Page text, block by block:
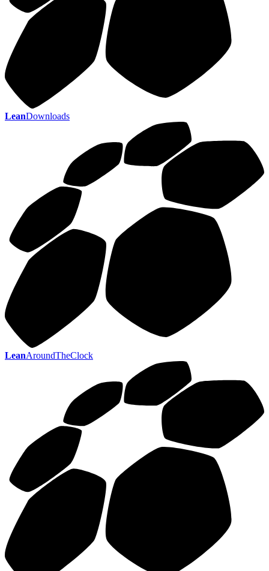
LeanDownloads
LeanAroundTheClock